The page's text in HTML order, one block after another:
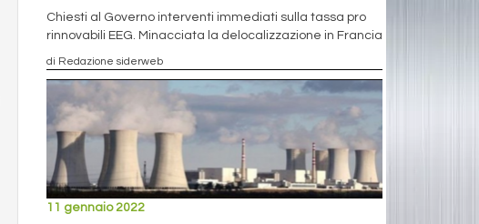
Chiesti al Governo interventi immediati sulla tassa pro
rinnovabili EEG. Minacciata la delocalizzazione in Francia
di Redazione siderweb
11 gennaio 2022